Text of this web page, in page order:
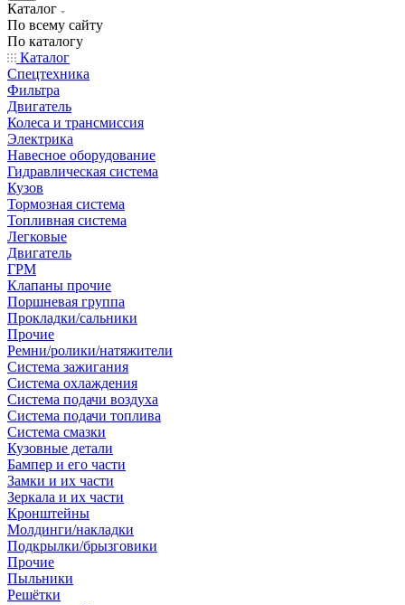
Каталог
По всему сайту
По каталогу
Каталог
Спецтехника
Фильтра
Двигатель
Колеса и трансмиссия
Электрика
Навесное оборудование
Гидравлическая система
Кузов
Тормозная система
Топливная система
Легковые
Двигатель
ГРМ
Клапаны прочие
Поршневая группа
Прокладки/сальники
Прочие
Ремни/ролики/натяжители
Система зажигания
Система охлаждения
Система подачи воздуха
Система подачи топлива
Система смазки
Кузовные детали
Бампер и его части
Замки и их части
Зеркала и их части
Кронштейны
Молдинги/накладки
Подкрылки/брызговики
Прочие
Пыльники
Решётки